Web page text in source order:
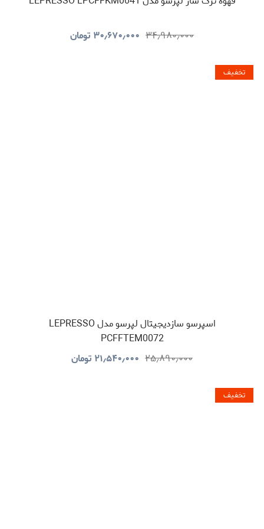
۳۴٫۹۸۰٫۰۰۰ ۳۰٫۶۷۰٫۰۰۰ تومان
تخفیف
اسپرسو سازدیجیتال لپرسو مدل LEPRESSO
PCFFTEM0072
۲۵٫۸۹۰٫۰۰۰ ۲۱٫۵۴۰٫۰۰۰ تومان
تخفیف